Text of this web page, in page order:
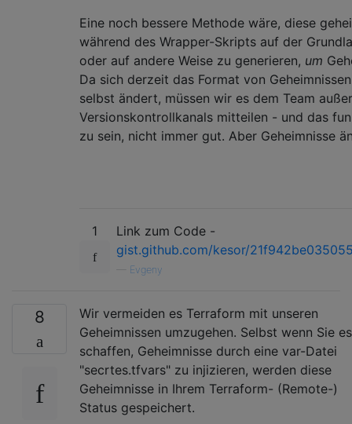
Eine noch bessere Methode wäre, diese
während des Wrapper-Skripts auf der
oder auf andere Weise zu generieren, um
Da sich derzeit das Format von
selbst ändert, müssen wir es dem Team
Versionskontrollkanals mitteilen - und das
zu sein, nicht immer gut. Aber Geheimnisse
1
Link zum Code -
gist.github.com/kesor/
Evgeny
8
Wir vermeiden es Terraform mit unseren
Geheimnissen umzugehen. Selbst wenn Sie es
schaffen, Geheimnisse durch eine var-Datei
"secrtes.tfvars" zu injizieren, werden diese
Geheimnisse in Ihrem Terraform- (Remote-)
Status gespeichert.